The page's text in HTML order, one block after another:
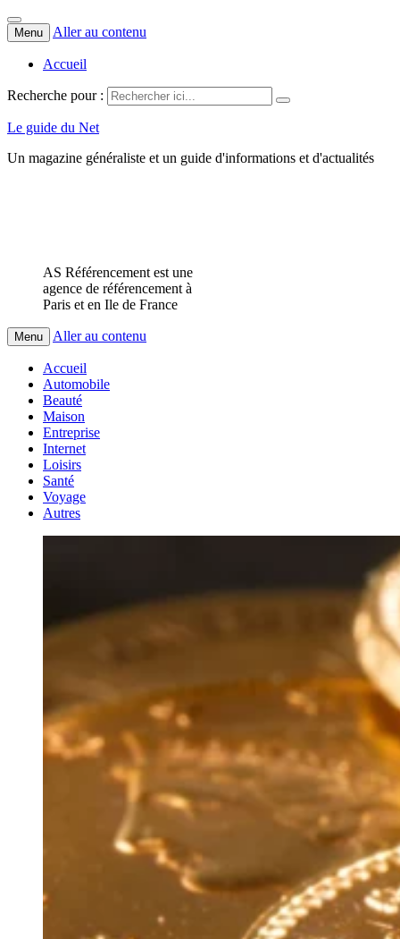
Menu Aller au contenu
Accueil
Recherche pour :
Le guide du Net
Un magazine généraliste et un guide d'informations et d'actualités
AS Référencement est une
agence de référencement à
Paris et en Ile de France
Menu Aller au contenu
Accueil
Automobile
Beauté
Maison
Entreprise
Internet
Loisirs
Santé
Voyage
Autres